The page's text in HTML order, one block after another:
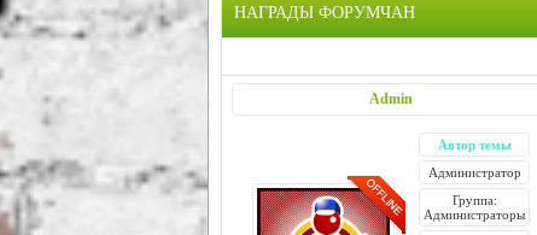
НАГРАДЫ ФОРУМЧАН
Admin
Автор темы
Администратор
Группа:
Администраторы